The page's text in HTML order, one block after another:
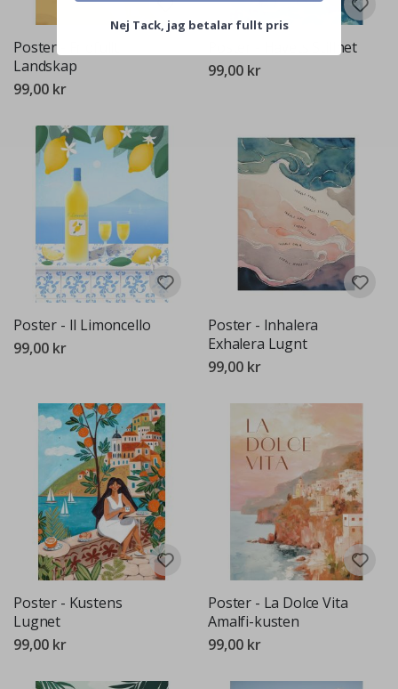
Poster - Fridfullt
Landskap
99,00 kr
Poster - Havets Stillhet
99,00 kr
Poster - Il Limoncello
99,00 kr
Poster - Inhalera
Exhalera Lugnt
99,00 kr
Poster - Kustens
Lugnet
99,00 kr
Poster - La Dolce Vita
Amalfi-kusten
99,00 kr
Nej Tack, jag betalar fullt pris